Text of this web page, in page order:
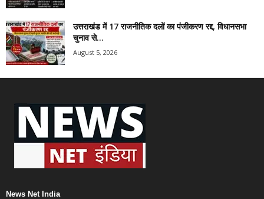
उत्तराखंड में 17 राजनीतिक दलों का पंजीकरण रद्द, विधानसभा
चुनाव से...
August 5, 2026
News Net India